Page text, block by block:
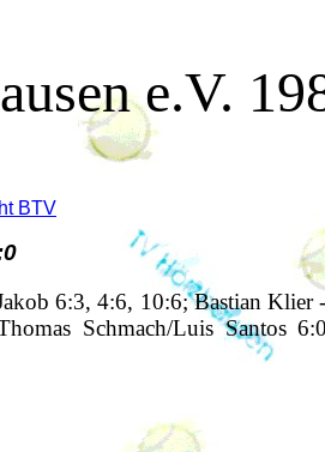
e.V.
BTV
6:3, 4:6, 10:6; Bastian
Schmach/Luis Santos